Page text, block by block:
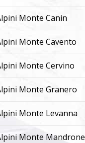
Monte Canin
Monte Cavento
Monte Cervino
Monte Granero
Monte Levanna
Monte Mandrone